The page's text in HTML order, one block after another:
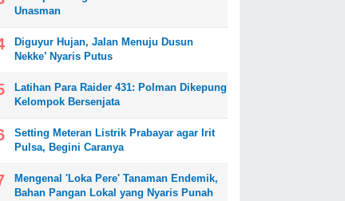
Unasman
Diguyur Hujan, Jalan Menuju Dusun
Nekke’ Nyaris Putus
Latihan Para Raider 431: Polman Dikepung
Kelompok Bersenjata
Setting Meteran Listrik Prabayar agar Irit
Pulsa, Begini Caranya
Mengenal 'Loka Pere' Tanaman Endemik,
Bahan Pangan Lokal yang Nyaris Punah